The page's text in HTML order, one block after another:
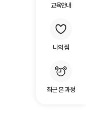
교육안내
나의 찜
최근 본 과정